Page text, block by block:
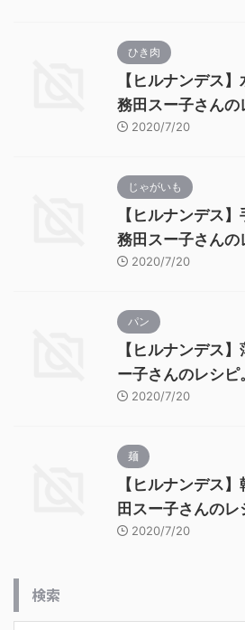
ひき肉
【ヒルナンデス
務田スー子さんの
2020/7/20
じゃがいも
【ヒルナンデス
務田スー子さんの
2020/7/20
パン
【ヒルナンデス
ー子さんのレシピ。
2020/7/20
麺
【ヒルナンデス
田スー子さんのレ
2020/7/20
検索